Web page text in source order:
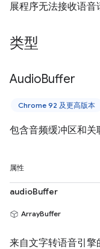
展程序无法接收语音
类型
AudioBuffer
Chrome 92 及更高版本
包含音频缓冲区和关
属性
audioBuffer
ArrayBuffer
来自文字转语音引